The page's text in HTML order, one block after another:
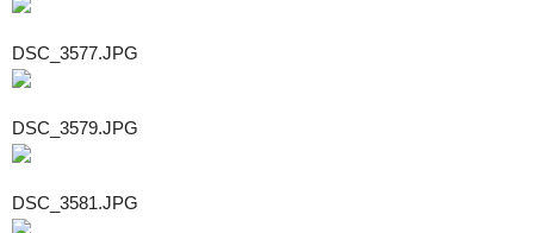
DSC_3577.JPG
DSC_3579.JPG
DSC_3581.JPG